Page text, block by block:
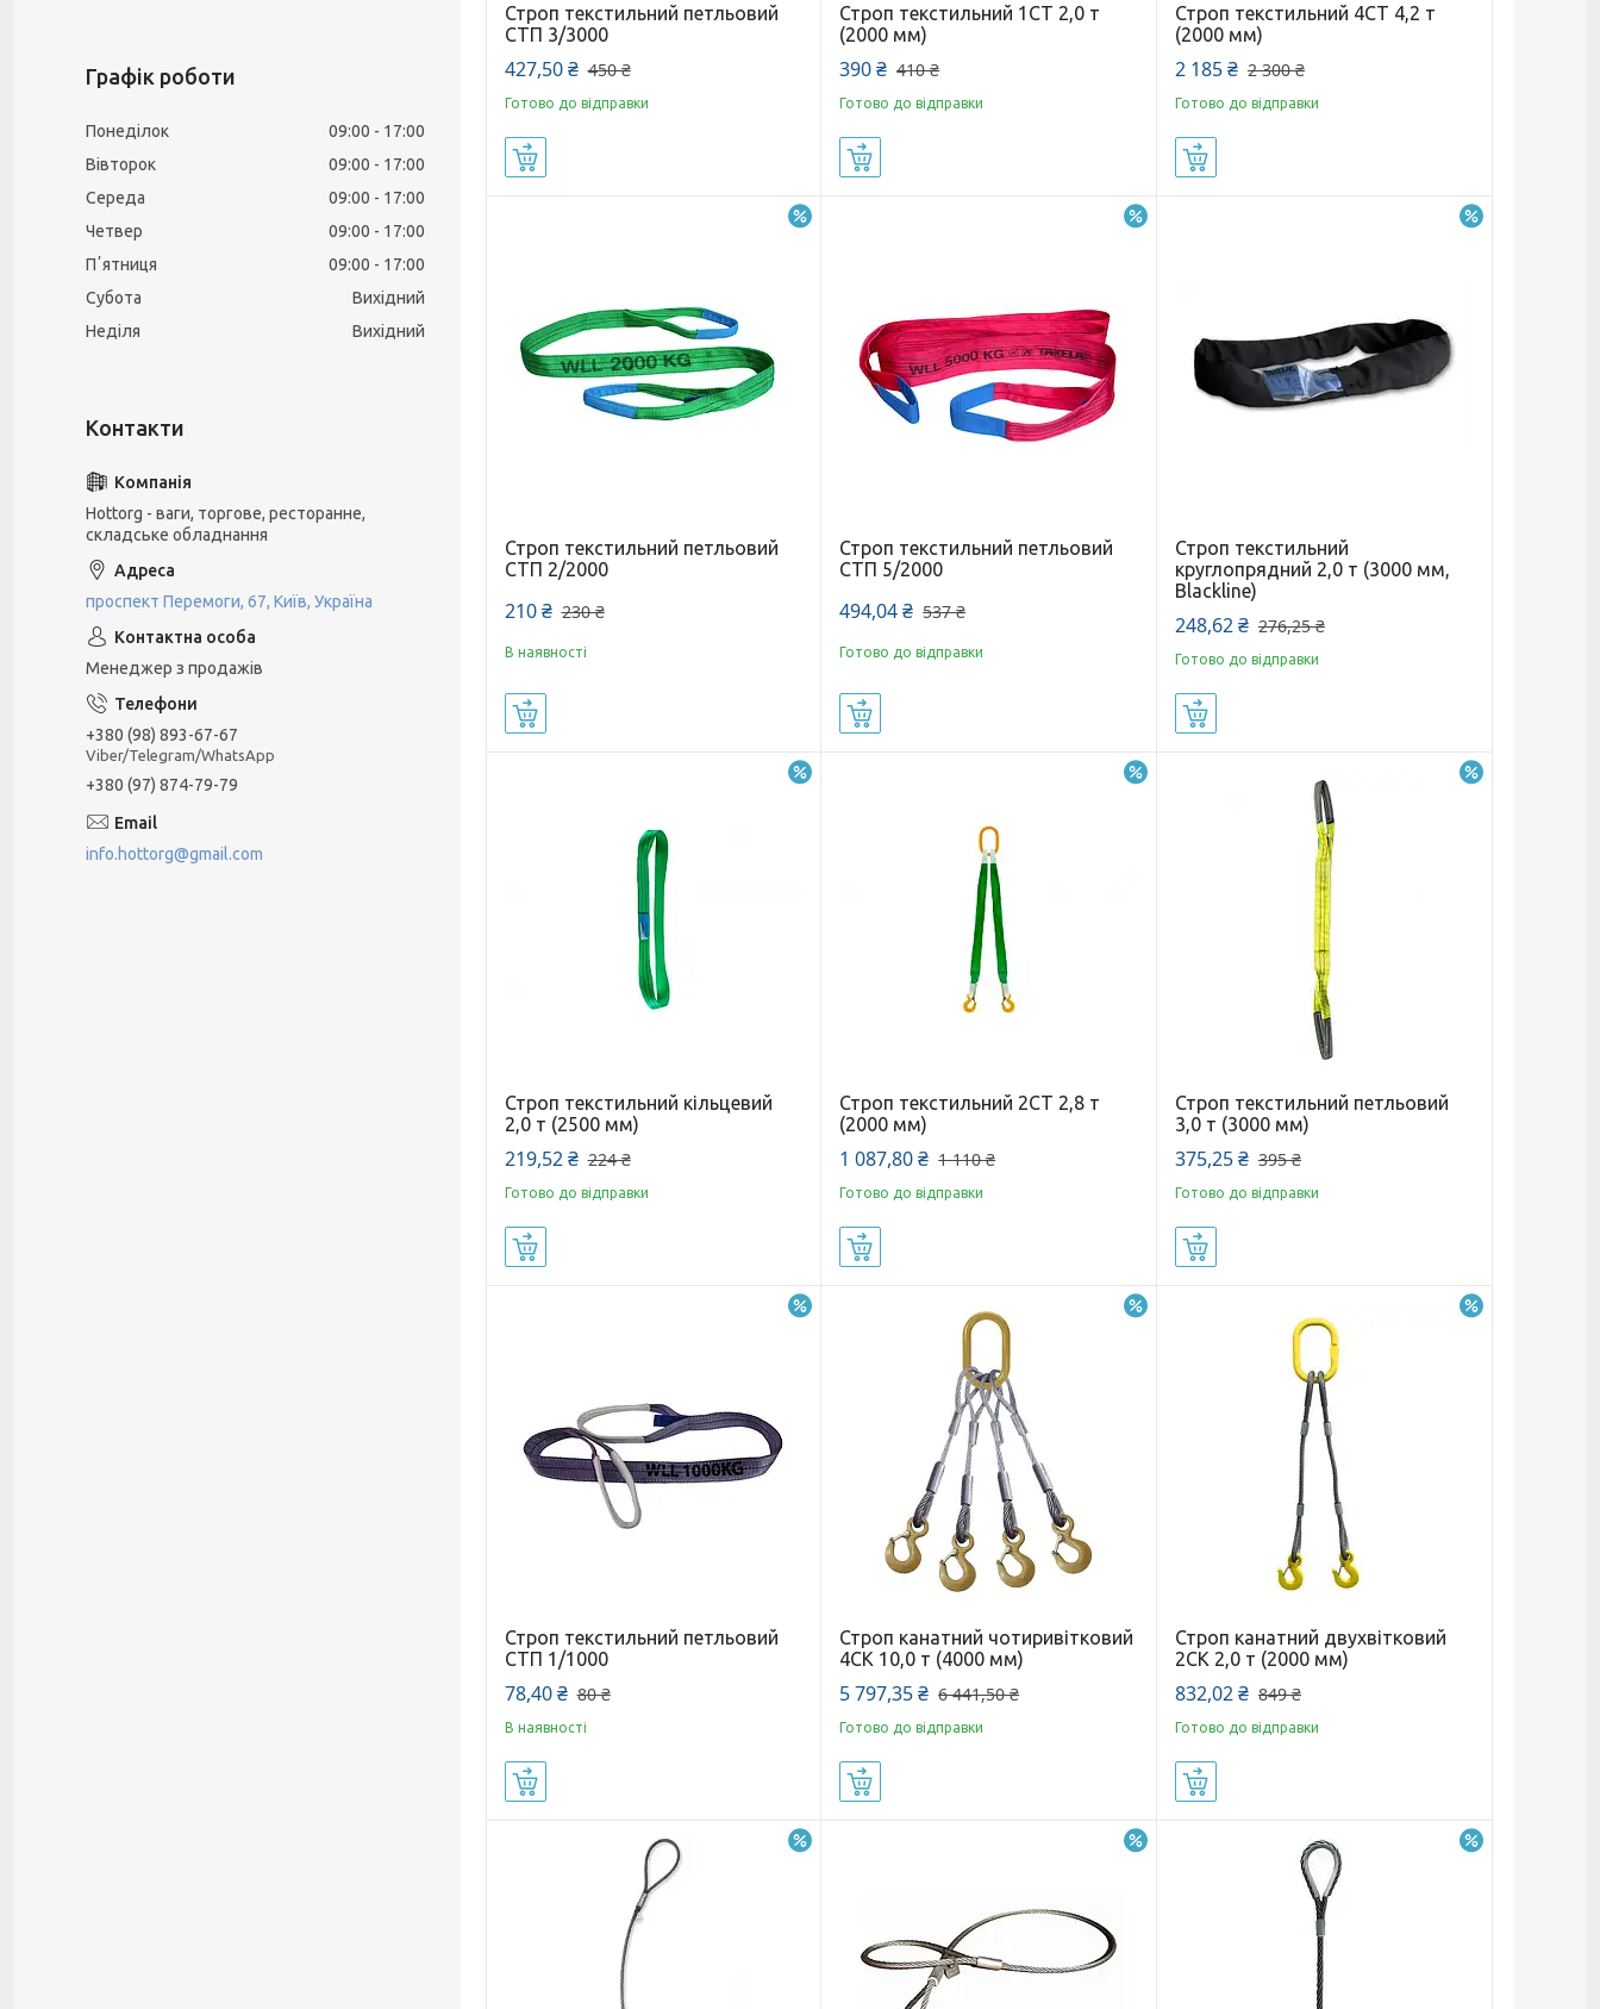
Строп текстильний петльовий
СТП 3/3000
427,50 ₴ 450 ₴
Готово до відправки
Строп текстильний 1СТ 2,0 т
(2000 мм)
390 ₴ 410 ₴
Готово до відправки
Строп текстильний 4СТ 4,2 т
(2000 мм)
2 185 ₴ 2 300 ₴
Готово до відправки
Строп текстильний петльовий
СТП 2/2000
210 ₴ 230 ₴
В наявності
Строп текстильний петльовий
СТП 5/2000
494,04 ₴ 537 ₴
Готово до відправки
Строп текстильний
круглопрядний 2,0 т (3000 мм,
Blackline)
248,62 ₴ 276,25 ₴
Готово до відправки
Строп текстильний кільцевий
2,0 т (2500 мм)
219,52 ₴ 224 ₴
Готово до відправки
Строп текстильний 2СТ 2,8 т
(2000 мм)
1 087,80 ₴ 1 110 ₴
Готово до відправки
Строп текстильний петльовий
3,0 т (3000 мм)
375,25 ₴ 395 ₴
Готово до відправки
Строп текстильний петльовий
СТП 1/1000
78,40 ₴ 80 ₴
В наявності
Строп канатний чотиривітковий
4СК 10,0 т (4000 мм)
5 797,35 ₴ 6 441,50 ₴
Готово до відправки
Строп канатний двухвітковий
2СК 2,0 т (2000 мм)
832,02 ₴ 849 ₴
Готово до відправки
Графік роботи
Понеділок 09:00
17:00
Вівторок
09:00
17:00
Середа
09:00
17:00
Четвер
09:00
17:00
Пʼятниця
09:00
17:00
Субота
Вихідний
Неділя
Вихідний
Hottorg - ваги, торгове, ресторанне,
складське обладнання
проспект Перемоги, 67, Київ, Україна
Менеджер з продажів
+380 (98) 893-67-67
Viber/Telegram/WhatsApp
+380 (97) 874-79-79
info.hottorg@gmail.com